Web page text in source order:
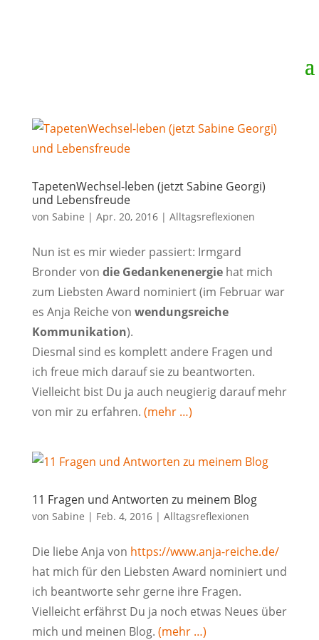
TapetenWechsel-leben (jetzt Sabine Georgi)
und Lebensfreude
von Sabine | Apr. 20, 2016| Alltagsreflexionen
Nun ist es mir wieder passiert: Irmgard
Bronder von die Gedankenenergiehat mich
zum Liebsten Award nominiert (im Februar war
es Anja Reiche von wendungsreiche
Kommunikation).
Diesmal sind es komplett andere Fragen und
ich freue mich darauf sie zu beantworten.
Vielleicht bist Du ja auch neugierig darauf mehr
von mir zu erfahren. (mehr …)
11 Fragen und Antworten zu meinem Blog
von Sabine | Feb. 4, 2016| Alltagsreflexionen
Die liebe Anja von https://www.anja-reiche.de/
hat mich für den Liebsten Award nominiert und
ich beantworte sehr gerne ihre Fragen.
Vielleicht erfährst Du ja noch etwas Neues über
mich und meinen Blog. (mehr …)